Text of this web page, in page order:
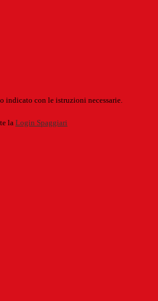
indicato con le istruzioni necessarie.
la Login Spaggiari